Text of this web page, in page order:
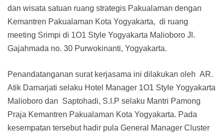
dan wisata satuan ruang strategis Pakualaman dengan
Kemantren Pakualaman Kota Yogyakarta, di ruang
meeting Srimpi di 1O1 Style Yogyakarta Malioboro Jl.
Gajahmada no. 30 Purwokinanti, Yogyakarta.
Penandatanganan surat kerjasama ini dilakukan oleh AR.
Atik Damarjati selaku Hotel Manager 1O1 Style Yogyakarta
Malioboro dan Saptohadi, S.I.P selaku Mantri Pamong
Praja Kemantren Pakualaman Kota Yogyakarta. Pada
kesempatan tersebut hadir pula General Manager Cluster